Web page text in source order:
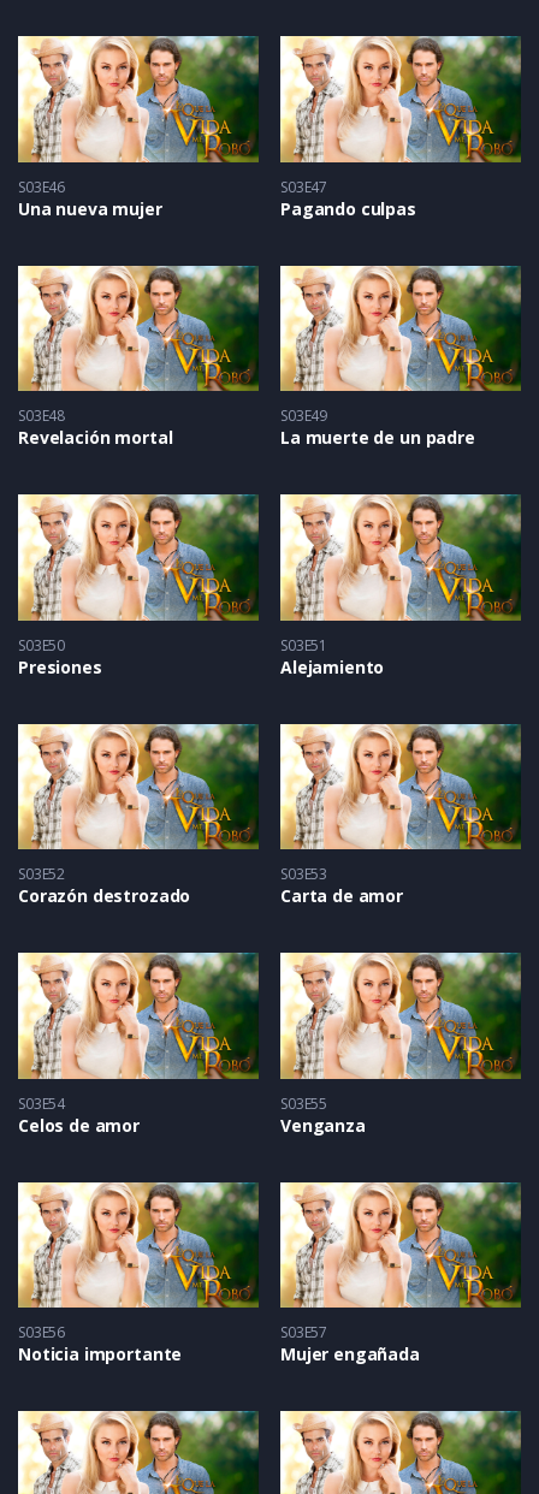
S03E46
Una nueva mujer
S03E47
Pagando culpas
S03E48
Revelación mortal
S03E49
La muerte de un padre
S03E50
Presiones
S03E51
Alejamiento
S03E52
Corazón destrozado
S03E53
Carta de amor
S03E54
Celos de amor
S03E55
Venganza
S03E56
Noticia importante
S03E57
Mujer engañada